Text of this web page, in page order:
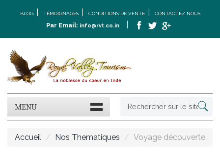
BLOG TÉMOIGNAGES CONDITIONS DE VENTE CONTACTEZ NOUS
Par Email: info@rvt.co.in
MENU
Accueil Nos Thematiques Voyage découverte